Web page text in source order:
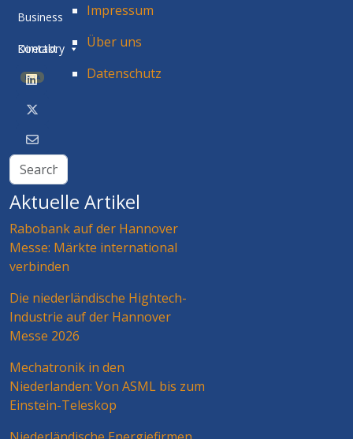
Business
Directory
BETA
Kontakt
Impressum
Über uns
Datenschutz
Aktuelle Artikel
Rabobank auf der Hannover
Messe: Märkte international
verbinden
Die niederländische Hightech-
Industrie auf der Hannover
Messe 2026
Mechatronik in den
Niederlanden: Von ASML bis zum
Einstein-Teleskop